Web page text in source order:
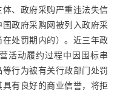
、政府采购严重违法失信
政府采购网被列入政府采
处罚期内的）。近三年政
活动履约过程中因围标串
行为被有关行政部门处罚
具有良好的商业信誉，将拒